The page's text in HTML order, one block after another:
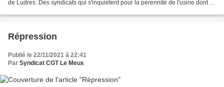
de Ludres. Des syndicats qui s'inquiètent pour la pérennité de l'usine dont la
Répression
Publié le 22/11/2021 à 22:41
Par Syndicat CGT Le Meux